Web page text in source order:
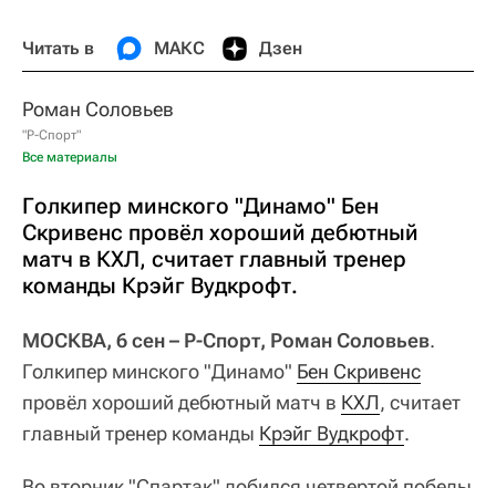
Читать в МАКС Дзен
Роман Соловьев
"Р-Спорт"
Все материалы
Голкипер минского "Динамо" Бен
Скривенс провёл хороший дебютный
матч в КХЛ, считает главный тренер
команды Крэйг Вудкрофт.
МОСКВА, 6 сен – Р-Спорт, Роман Соловьев.
Голкипер минского "Динамо" Бен Скривенс
провёл хороший дебютный матч в КХЛ, считает
главный тренер команды Крэйг Вудкрофт.